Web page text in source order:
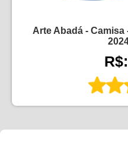
Arte Abadá - Camisa